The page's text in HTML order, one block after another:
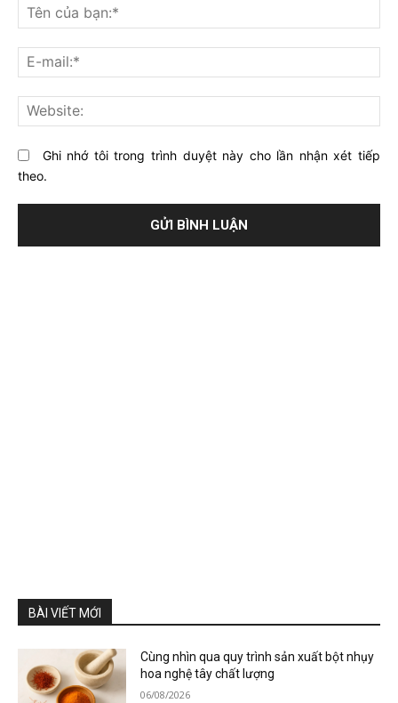
nghĩ
gì
về
bài
viết
này?
Ghi nhớ tôi trong trình duyệt này cho lần nhận xét tiếp
theo.
BÀI VIẾT MỚI
Cùng nhìn qua quy trình sản xuất bột nhụy
hoa nghệ tây chất lượng
06/08/2026